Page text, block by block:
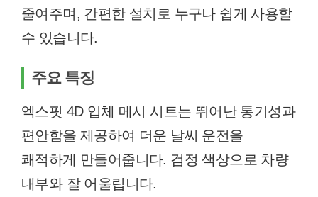
줄여주며, 간편한 설치로 누구나 쉽게 사용할
수 있습니다.
주요 특징
엑스핏 4D 입체 메시 시트는 뛰어난 통기성과
편안함을 제공하여 더운 날씨 운전을
쾌적하게 만들어줍니다. 검정 색상으로 차량
내부와 잘 어울립니다.